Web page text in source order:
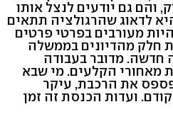
והם גם יודעים לנצל אותו
לדאוג שהרגולציה תתאים
מעורבים בפרטי פרטים
חלק מהדיונים בממשלה
חדשה. מדובר בעבודה
הקלעים. מי שבא
את הרכבת, עיקר
ועדות הכנסת זה זמן